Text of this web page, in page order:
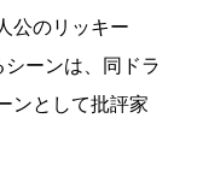
公のリッキー
シーンは、同ドラ
ンとして批評家